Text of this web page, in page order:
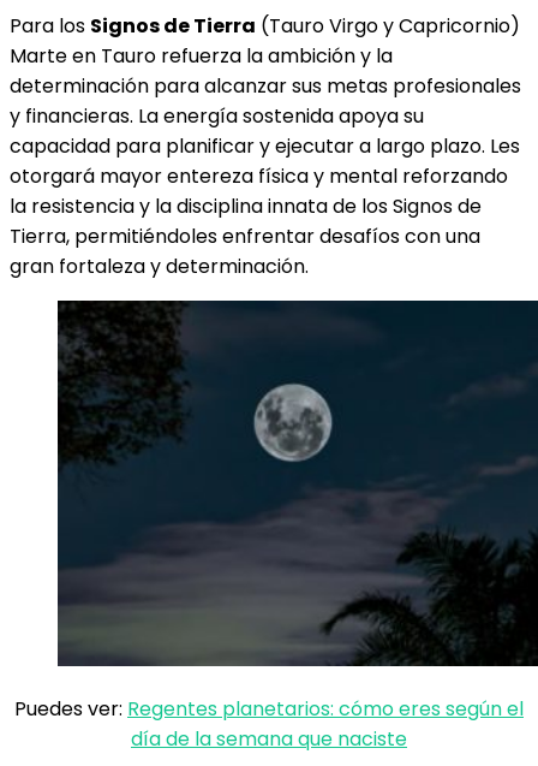
Para los Signos de Tierra (Tauro Virgo y Capricornio)
Marte en Tauro refuerza la ambición y la
determinación para alcanzar sus metas profesionales
y financieras. La energía sostenida apoya su
capacidad para planificar y ejecutar a largo plazo. Les
otorgará mayor entereza física y mental reforzando
la resistencia y la disciplina innata de los Signos de
Tierra, permitiéndoles enfrentar desafíos con una
gran fortaleza y determinación.
Puedes ver: Regentes planetarios: cómo eres según el
día de la semana que naciste